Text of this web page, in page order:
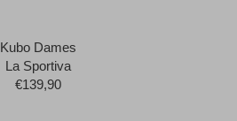
Kubo Dames
La Sportiva
€139,90